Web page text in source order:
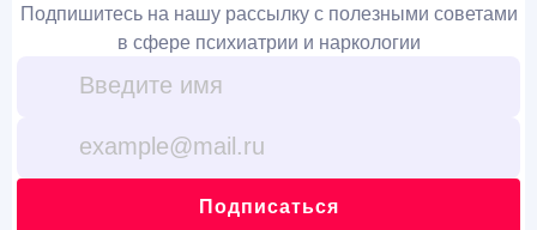
Подпишитесь на нашу рассылку с полезными советами
в сфере психиатрии и наркологии
Подписаться